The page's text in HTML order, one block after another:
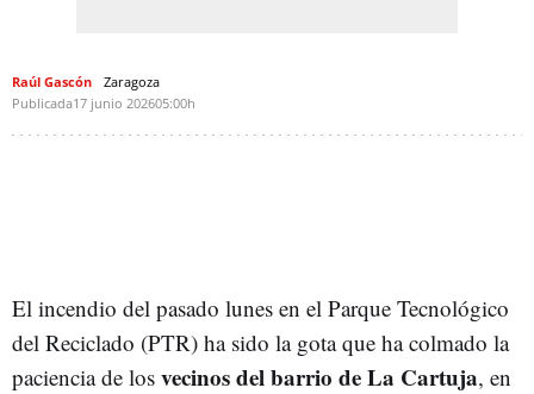
Raúl Gascón
Zaragoza
Publicada17 junio 202605:00h
El incendio del pasado lunes en el Parque Tecnológico
del Reciclado (PTR) ha sido la gota que ha colmado la
paciencia de los vecinos del barrio de La Cartuja, en